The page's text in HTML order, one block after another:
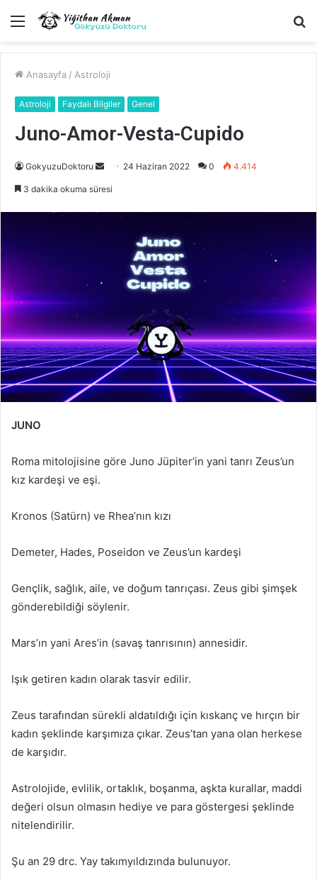
Menü
Anasayfa / Astroloji
Astroloji Faydalı Bilgiler Genel
Juno-Amor-Vesta-Cupido
GokyuzuDoktoru
Bir
göndermek
24 Haziran 2022 0 4.414
3 dakika okuma süresi
JUNO
Roma mitolojisine göre Juno Jüpiter’in yani tanrı Zeus’un
kız kardeşi ve eşi.
Kronos (Satürn) ve Rhea’nın kızı
Demeter, Hades, Poseidon ve Zeus’un kardeşi
Gençlik, sağlık, aile, ve doğum tanrıçası. Zeus gibi şimşek
gönderebildiği söylenir.
Mars’ın yani Ares’in (savaş tanrısının) annesidir.
Işık getiren kadın olarak tasvir edilir.
Zeus tarafından sürekli aldatıldığı için kıskanç ve hırçın bir
kadın şeklinde karşımıza çıkar. Zeus’tan yana olan herkese
de karşıdır.
Astrolojide, evlilik, ortaklık, boşanma, aşkta kurallar, maddi
değeri olsun olmasın hediye ve para göstergesi şeklinde
nitelendirilir.
Şu an 29 drc. Yay takımyıldızında bulunuyor.